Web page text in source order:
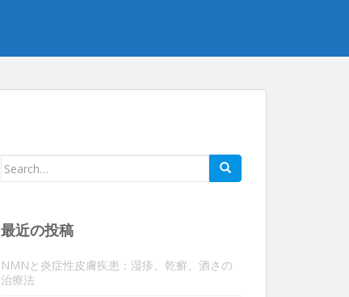
検
る：
最近の投稿
NMNと炎症性皮膚疾患：湿疹、乾癬、酒さの
治療法